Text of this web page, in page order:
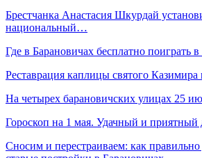
Брестчанка Анастасия Шкурдай
национальный…
Где в Барановичах бесплатно поиграть
Реставрация каплицы святого
На четырех барановичских улицах 25
Гороскоп на 1 мая. Удачный и приятный
Сносим и перестраиваем: как